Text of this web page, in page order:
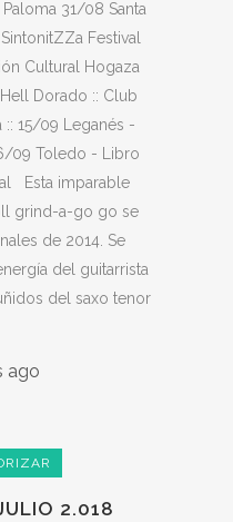
31/08 Santa
Festival
Cultural Hogaza
Dorado :: Club
:: 15/09 Leganés -
09 Toledo - Libro
Esta imparable
grind-a-go go se
de 2014. Se
del guitarrista
del saxo tenor
ago
2.018